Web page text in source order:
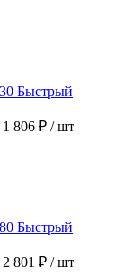
Быстрый
1 806 ₽ / шт
Быстрый
2 801 ₽ / шт